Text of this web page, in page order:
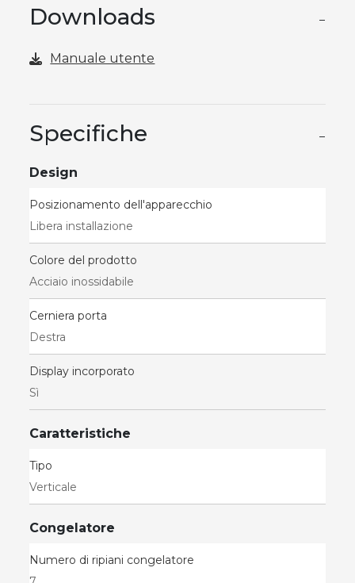
Downloads −
Manuale utente
Specifiche −
Design
Posizionamento dell'apparecchio
Libera installazione
Colore del prodotto
Acciaio inossidabile
Cerniera porta
Destra
Display incorporato
Sì
Caratteristiche
Tipo
Verticale
Congelatore
Numero di ripiani congelatore